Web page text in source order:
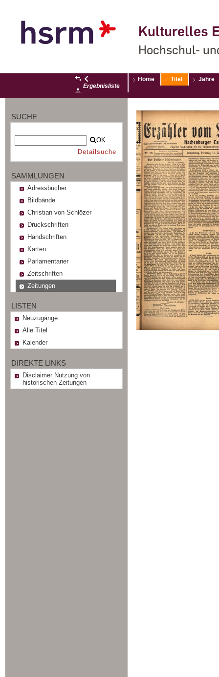
Kulturelles
Hochschul-
Ergebnisliste
Home Titel Jahre
SUCHE
OK
Detailsuche
SAMMLUNGEN
Adressbücher
Bildbände
Christian von Schlözer
Druckschriften
Handschriften
Karten
Parlamentarier
Zeitschriften
Zeitungen
LISTEN
Neuzugänge
Alle Titel
Kalender
DIREKTE LINKS
Disclaimer Nutzung von
historischen Zeitungen